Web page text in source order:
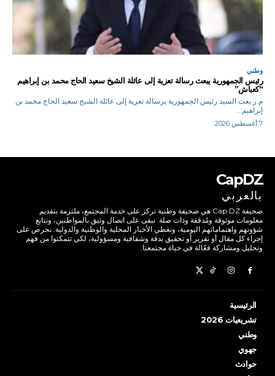
وطني
رئيس الجمهورية يبعث رسالة تعزية إلى عائلة الشيخ سعيد الحاج محمد بن إبراهيم
“كعباش”
م.ر بعث السيد رئيس الجمهورية برسالة تعزية إلى عائلة الشيخ سعيد الحاج محمد بن
إبراهيم...
7 أغسطس 2026
CapDZ
بالعربي
صحيفة Cap DZ هي صحيفة وطنية تركز على خدمة المجتمع، ملتزمة بتقديم
معلومات موثوقة ومُدققة وذات صلة. نبقى على اتصال وثيق بالمواطنين، ونتابع
شؤونهم واهتماماتهم اليومية، ونغطي الأخبار المحلية والوطنية والدولية. نحرص على
إجراء كل مقال أو تقرير أو تحقيق بدقة وشفافية ومسؤولية، لكي تتمكنوا من فهم
وتحليل ومشاركة فعّالة في حياة مجتمعنا.
الرئيسية
تشريعيات 2026
وطني
جهوي
حوادث